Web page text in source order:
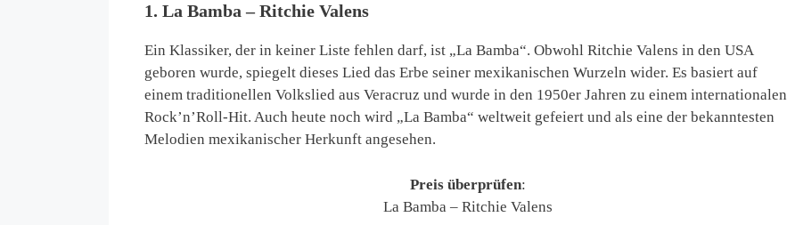
1. La Bamba – Ritchie Valens
Ein Klassiker, der in keiner Liste fehlen darf, ist „La Bamba“. Obwohl Ritchie Valens in den USA
geboren wurde, spiegelt dieses Lied das Erbe seiner mexikanischen Wurzeln wider. Es basiert auf
einem traditionellen Volkslied aus Veracruz und wurde in den 1950er Jahren zu einem internationalen
Rock’n’Roll-Hit. Auch heute noch wird „La Bamba“ weltweit gefeiert und als eine der bekanntesten
Melodien mexikanischer Herkunft angesehen.
Preis überprüfen:
La Bamba – Ritchie Valens